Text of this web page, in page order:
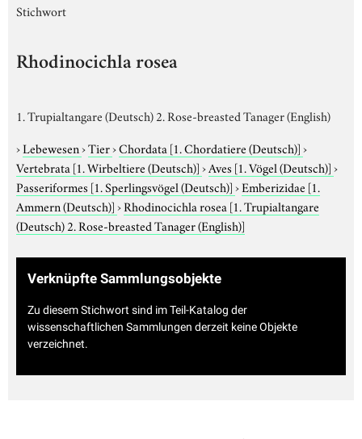
Stichwort
Rhodinocichla rosea
1. Trupialtangare (Deutsch) 2. Rose-breasted Tanager (English)
›Lebewesen›Tier›Chordata [1. Chordatiere (Deutsch)]›
Vertebrata [1. Wirbeltiere (Deutsch)]›Aves [1. Vögel (Deutsch)]›
Passeriformes [1. Sperlingsvögel (Deutsch)]›Emberizidae [1.
Ammern (Deutsch)]›Rhodinocichla rosea [1. Trupialtangare
(Deutsch) 2. Rose-breasted Tanager (English)]
Verknüpfte Sammlungsobjekte
Zu diesem Stichwort sind im Teil-Katalog der
wissenschaftlichen Sammlungen derzeit keine Objekte
verzeichnet.